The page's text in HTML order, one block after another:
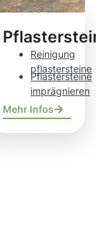
Reinigung
pflastersteine
Pflastersteine
imprägnieren
Mehr Infos